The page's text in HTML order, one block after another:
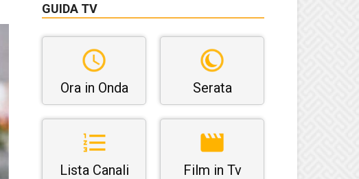
GUIDA TV
Ora in Onda Serata
Lista Canali Film in Tv